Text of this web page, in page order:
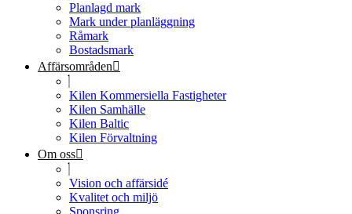
Planlagd mark
Mark under planläggning
Råmark
Bostadsmark
Affärsområden
Kilen Kommersiella Fastigheter
Kilen Samhälle
Kilen Baltic
Kilen Förvaltning
Om oss
Vision och affärsidé
Kvalitet och miljö
Sponsring